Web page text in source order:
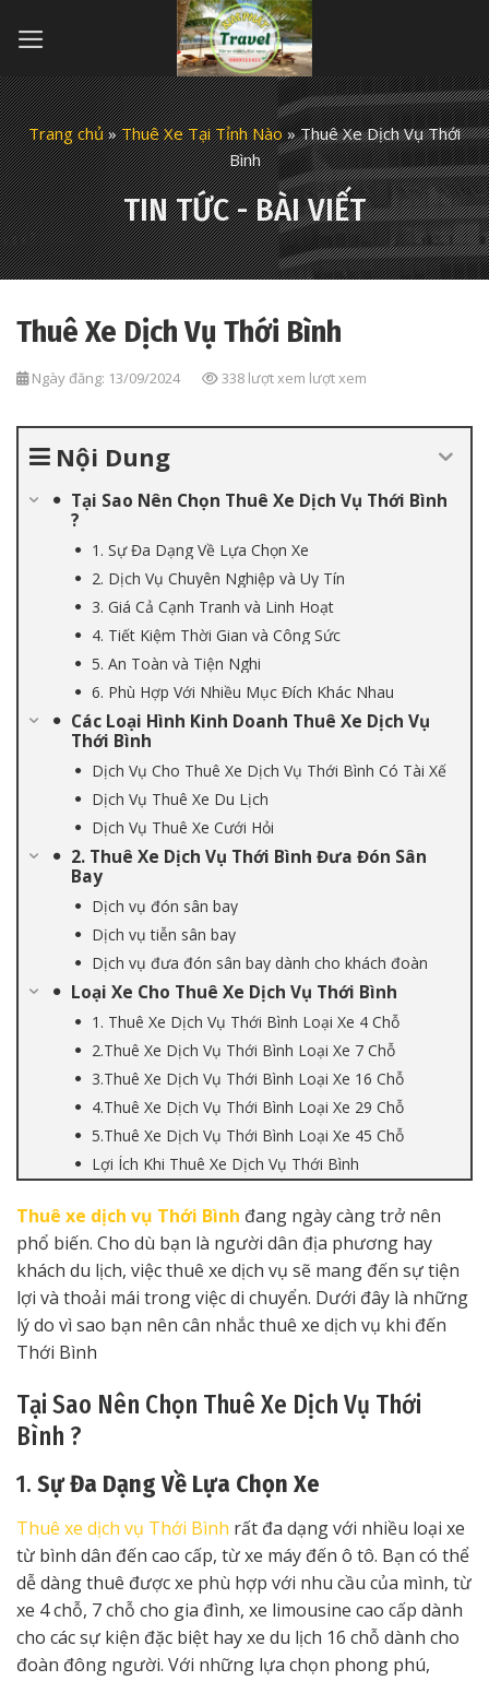
Trang chủ»Thuê Xe Tại Tỉnh Nào»Thuê Xe Dịch Vụ Thới
Bình
TIN TỨC - BÀI VIẾT
Thuê Xe Dịch Vụ Thới Bình
Ngày đăng: 13/09/2024 338 lượt xem lượt xem
Nội Dung
Tại Sao Nên Chọn Thuê Xe Dịch Vụ Thới Bình
?
1. Sự Đa Dạng Về Lựa Chọn Xe
2. Dịch Vụ Chuyên Nghiệp và Uy Tín
3. Giá Cả Cạnh Tranh và Linh Hoạt
4. Tiết Kiệm Thời Gian và Công Sức
5. An Toàn và Tiện Nghi
6. Phù Hợp Với Nhiều Mục Đích Khác Nhau
Các Loại Hình Kinh Doanh Thuê Xe Dịch Vụ
Thới Bình
Dịch Vụ Cho Thuê Xe Dịch Vụ Thới Bình Có Tài Xế
Dịch Vụ Thuê Xe Du Lịch
Dịch Vụ Thuê Xe Cưới Hỏi
2. Thuê Xe Dịch Vụ Thới Bình Đưa Đón Sân
Bay
Dịch vụ đón sân bay
Dịch vụ tiễn sân bay
Dịch vụ đưa đón sân bay dành cho khách đoàn
Loại Xe Cho Thuê Xe Dịch Vụ Thới Bình
1. Thuê Xe Dịch Vụ Thới Bình Loại Xe 4 Chỗ
2.Thuê Xe Dịch Vụ Thới Bình Loại Xe 7 Chỗ
3.Thuê Xe Dịch Vụ Thới Bình Loại Xe 16 Chỗ
4.Thuê Xe Dịch Vụ Thới Bình Loại Xe 29 Chỗ
5.Thuê Xe Dịch Vụ Thới Bình Loại Xe 45 Chỗ
Lợi Ích Khi Thuê Xe Dịch Vụ Thới Bình
Thuê xe dịch vụ Thới Bình đang ngày càng trở nên
phổ biến. Cho dù bạn là người dân địa phương hay
khách du lịch, việc thuê xe dịch vụ sẽ mang đến sự tiện
lợi và thoải mái trong việc di chuyển. Dưới đây là những
lý do vì sao bạn nên cân nhắc thuê xe dịch vụ khi đến
Thới Bình
Tại Sao Nên Chọn Thuê Xe Dịch Vụ Thới
Bình ?
1. Sự Đa Dạng Về Lựa Chọn Xe
Thuê xe dịch vụ Thới Bình rất đa dạng với nhiều loại xe
từ bình dân đến cao cấp, từ xe máy đến ô tô. Bạn có thể
dễ dàng thuê được xe phù hợp với nhu cầu của mình, từ
xe 4 chỗ, 7 chỗ cho gia đình, xe limousine cao cấp dành
cho các sự kiện đặc biệt hay xe du lịch 16 chỗ dành cho
đoàn đông người. Với những lựa chọn phong phú,